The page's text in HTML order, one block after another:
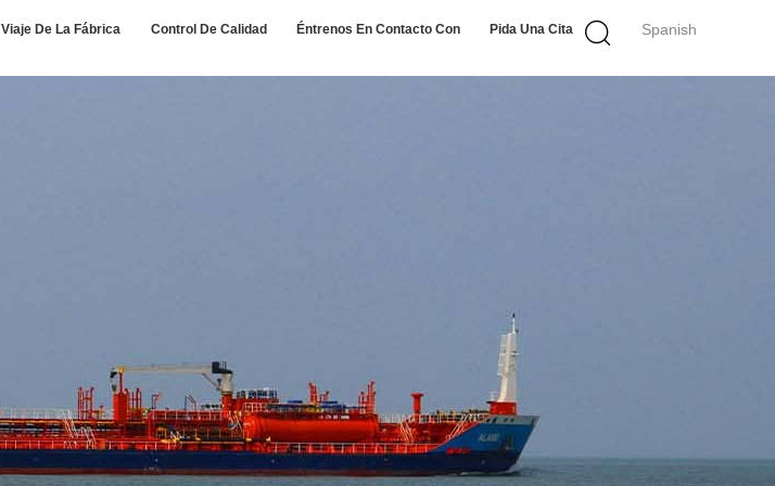
Spanish
Viaje De La Fábrica Control De Calidad Éntrenos En Contacto Con Pida Una Cita